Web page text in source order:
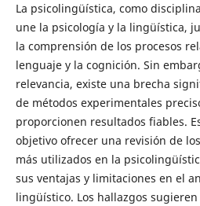
La psicolingüística, como
une la psicología y la lingüística,
la comprensión de los procesos
lenguaje y la cognición. Sin
relevancia, existe una brecha
de métodos experimentales
proporcionen resultados fiables.
objetivo ofrecer una revisión de
más utilizados en la
sus ventajas y limitaciones en el
lingüístico. Los hallazgos